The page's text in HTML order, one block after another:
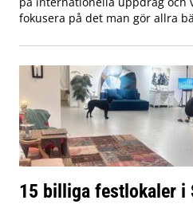
fokusera på det man gör allra
15 billiga festlokaler i